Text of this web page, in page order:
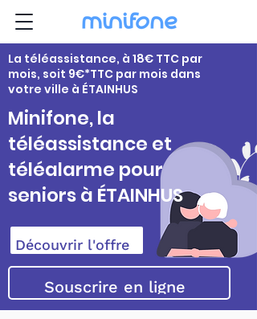
La téléassistance, à 18€ TTC par
mois, soit 9€*TTC par mois dans
votre ville à ÉTAINHUS
Minifone, la
téléassistance et
téléalarme pour
seniors à ÉTAINHUS
Découvrir l'offre
Souscrire en ligne